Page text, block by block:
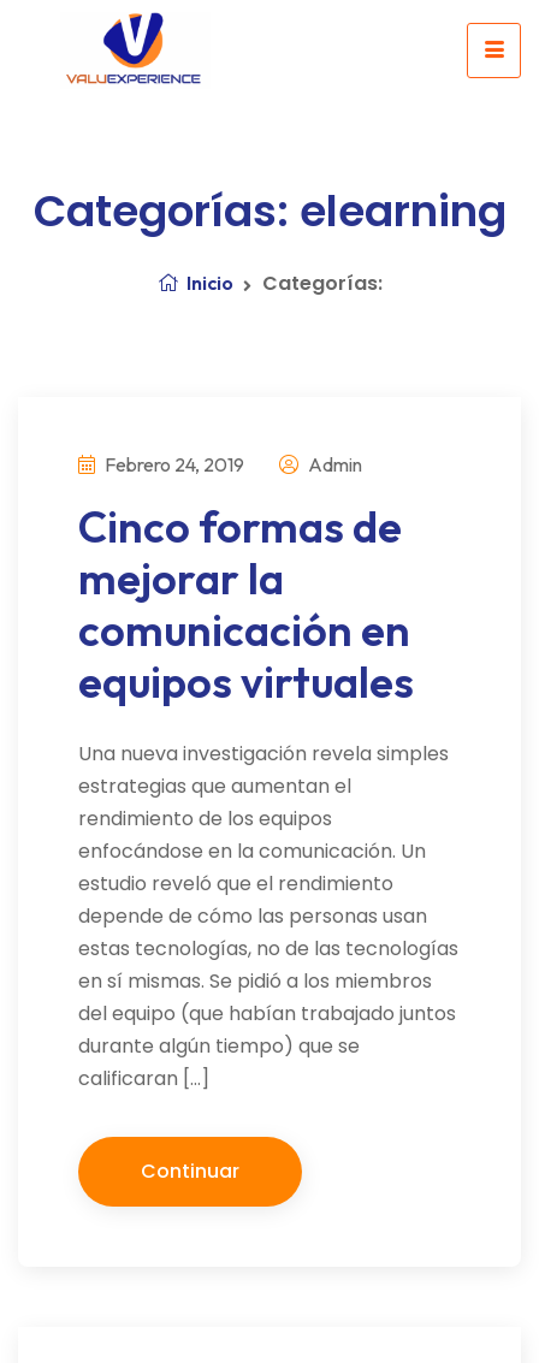
Categorías: elearning
Inicio Categorías:
Febrero 24, 2019 Admin
Cinco formas de
mejorar la
comunicación en
equipos virtuales
Una nueva investigación revela simples
estrategias que aumentan el
rendimiento de los equipos
enfocándose en la comunicación. Un
estudio reveló que el rendimiento
depende de cómo las personas usan
estas tecnologías, no de las tecnologías
en sí mismas. Se pidió a los miembros
del equipo (que habían trabajado juntos
durante algún tiempo) que se
calificaran […]
Continuar